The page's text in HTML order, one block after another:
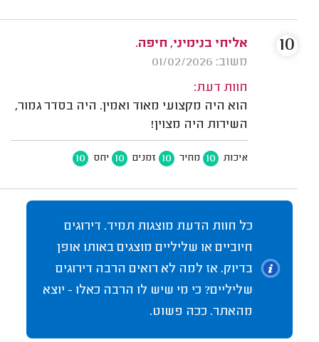
אליחי בנימיני, חיפה.
משוב: 01/02/2026
חוות דעת:
הוא היה מקצועי מאוד ואמין. היה בסדר גמור,
השירות היה מצוין!
איכות 10 מחיר 10 זמנים 10 יחס 10
10
כל חוות הדעת מוצגות תמיד. דירוגים
חיוביים או שליליים מוצגים באותו אופן
בדיוק. אז למה לא רואים הרבה דירוגים
שליליים? כי מי שיש לו הרבה כאלו - יוצא
מהאתר. ככה פשוט.